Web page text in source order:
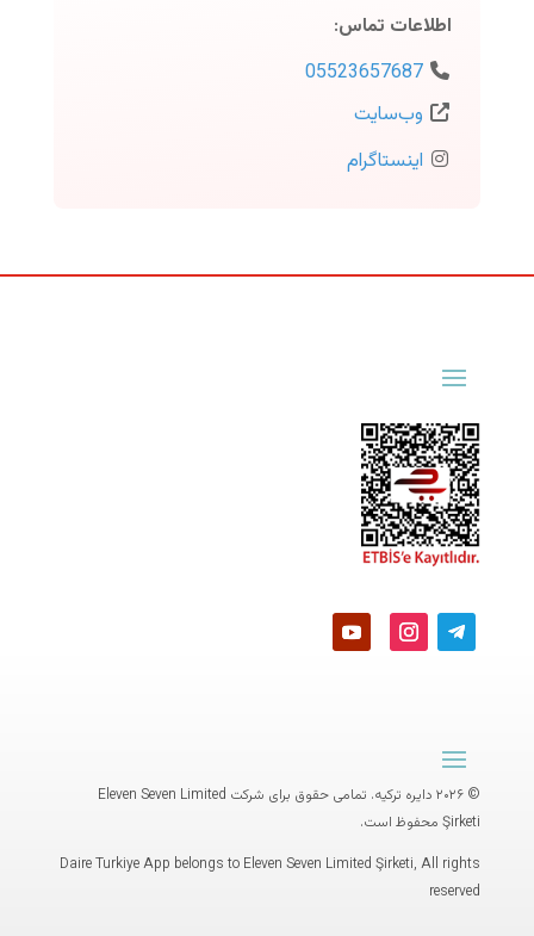
اطلاعات تماس:
05523657687
وب‌سایت
اینستاگرام
© ۲۰۲۶ دایره ترکیه. تمامی حقوق برای شرکت
Eleven Seven Limited
Şirketi محفوظ است.
Daire Turkiye App belongs to Eleven Seven Limited Şirketi, All rights
reserved